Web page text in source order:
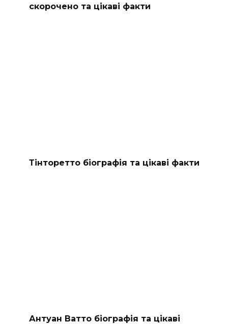
скорочено та цікаві факти
Тінторетто біографія та цікаві факти
Антуан Ватто біографія та цікаві